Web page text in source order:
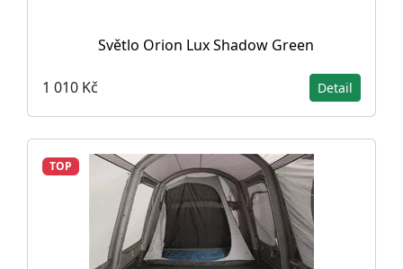
Světlo Orion Lux Shadow Green
1 010 Kč Detail
TOP